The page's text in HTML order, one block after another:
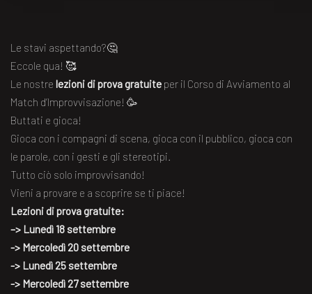
Le stavi aspettando?🤔
Eccole qua! 🥰
Le nostre lezioni di prova gratuite per il Corso di Avviamento al
Match d’Improvvisazione! 🥳
Buttati e gioca!
Gioca con i compagni di scena, gioca con il pubblico, gioca con
le parole, con i gesti e gli stereotipi.
Tutto ciò solo improvvisando!
Vieni a provare e a scoprire se ti piace!
Lezioni di prova gratuite:
–> Lunedì 18 settembre
-> Mercoledì 20 settembre
-> Lunedì 25 settembre
-> Mercoledì 27 settembre